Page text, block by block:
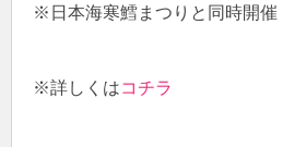
※日本海寒鱈まつりと同時開催
※詳しくはコチラ